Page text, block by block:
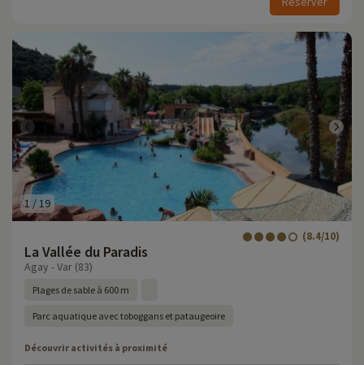
1 /19
La Vallée du Paradis
(8.4/10)
Agay - Var (83)
Plages de sable à 600 m
Parc aquatique avec toboggans et pataugeoire
Découvrir activités à proximité